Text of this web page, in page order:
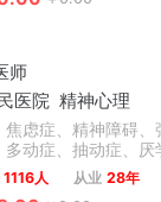
师
医院 精神心理
焦虑症、精神障碍
动症、抽动症、厌
体症状障碍、头晕头
多种状况。在治疗
1116人 从业 28年